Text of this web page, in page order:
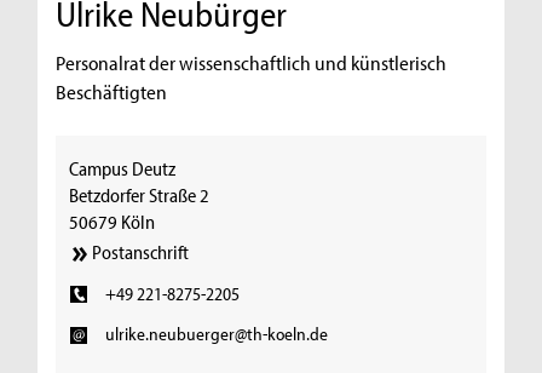
Ulrike Neubürger
Personalrat der wissenschaftlich und künstlerisch
Beschäftigten
Campus Deutz
Betzdorfer Straße 2
50679 Köln
Postanschrift
+49 221-8275-2205
ulrike.neubuerger@th-koeln.de